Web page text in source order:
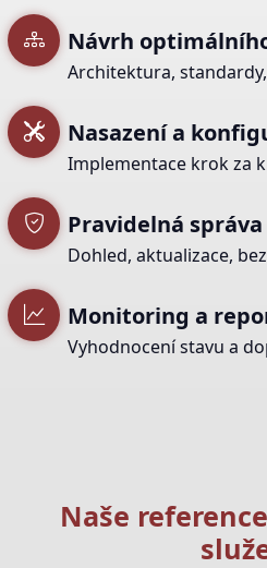
Návrh
Architektura,
Nasazení a
Implementace krok za
Pravidelná
Dohled, aktualizace,
Monitoring a
Vyhodnocení stavu a
Naše